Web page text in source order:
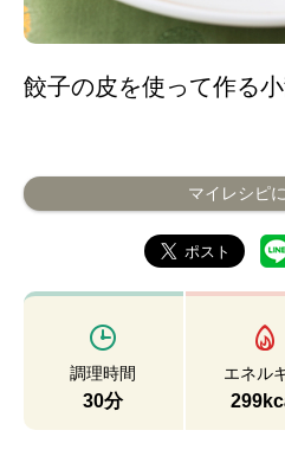
餃子の皮を使って作る小
マイレシピ
調理時間
30分
エネル